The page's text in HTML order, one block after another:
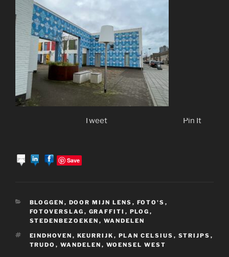
Tweet Pin It
Save
CATEGORIEËN
BLOGGEN , DOOR MIJN LENS , FOTO'S ,
FOTOVERSLAG , GRAFFITI , PLOG ,
STEDENBEZOEKEN , WANDELEN
TAGS
EINDHOVEN , KEURRIJK , PLAN CELSIUS , STRIJPS ,
TRUDO , WANDELEN , WOENSEL WEST